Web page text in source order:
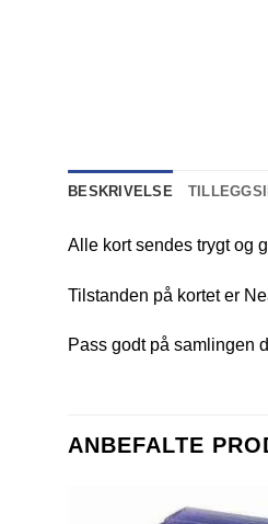
BESKRIVELSE
Alle kort sendes trygt og
Tilstanden på kortet er
Pass godt på samlingen
ANBEFALTE